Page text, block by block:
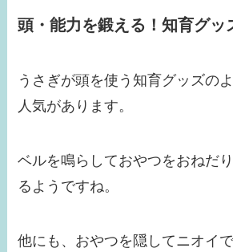
頭・能力を鍛える！知育グッ
うさぎが頭を使う知育グッズの
人気があります。
ベルを鳴らしておやつをおねだ
るようですね。
他にも、おやつを隠してニオイ